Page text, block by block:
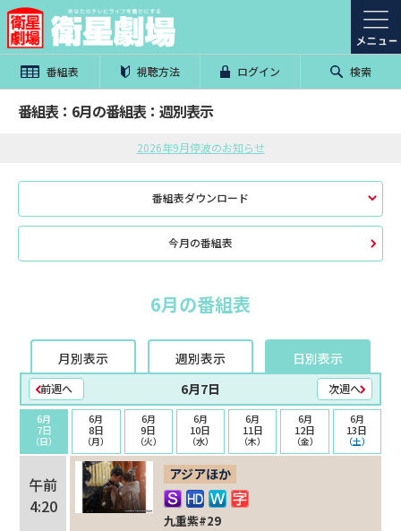
番組表 視聴方法 ログイン 検索
番組表：6月の番組表：週別表示
2026年9月停波のお知らせ
番組表ダウンロード
今月の番組表
6月の番組表
月別表示 週別表示 日別表示
前週へ 6月7日 次週へ
6月
7日
（日）
6月
8日
（月）
6月
9日
（火）
6月
10日
（水）
6月
11日
（木）
6月
12日
（金）
6月
13日
（土）
午前
4:20
アジアほか
九重紫#29